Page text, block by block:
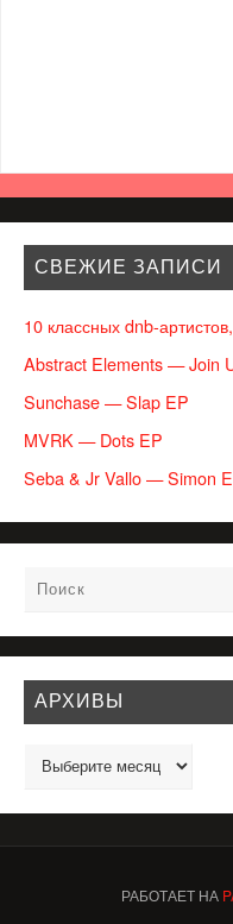
СВЕЖИЕ ЗАПИСИ
10 классных dnb-
Abstract Elements — Join
Sunchase — Slap EP
MVRK — Dots EP
Seba & Jr Vallo — Simon
АРХИВЫ
РАБОТАЕТ НА